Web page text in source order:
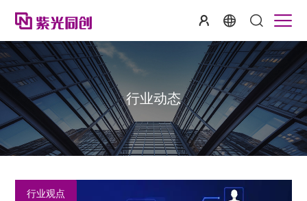
行业动态
行业观点